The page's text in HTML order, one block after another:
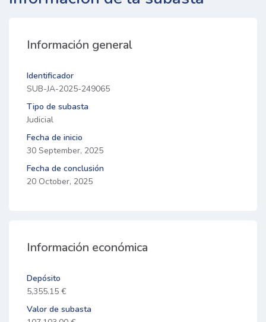
Información general
Identificador
SUB-JA-2025-249065
Tipo de subasta
Judicial
Fecha de inicio
30 September, 2025
Fecha de conclusión
20 October, 2025
Información económica
Depósito
5,355.15 €
Valor de subasta